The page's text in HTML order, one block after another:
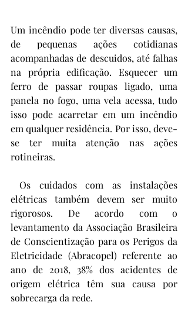
Um incêndio pode ter diversas causas,
de pequenas ações cotidianas
acompanhadas de descuidos, até falhas
na própria edificação. Esquecer um
ferro de passar roupas ligado, uma
panela no fogo, uma vela acessa, tudo
isso pode acarretar em um incêndio
em qualquer residência. Por isso, deve-
se ter muita atenção nas ações
rotineiras.
elétricas também devem ser muito
rigorosos. De acordo com o
levantamento da Associação Brasileira
de Conscientização para os Perigos da
Eletricidade (Abracopel) referente ao
ano de 2018, 38% dos acidentes de
origem elétrica têm sua causa por
sobrecarga da rede.